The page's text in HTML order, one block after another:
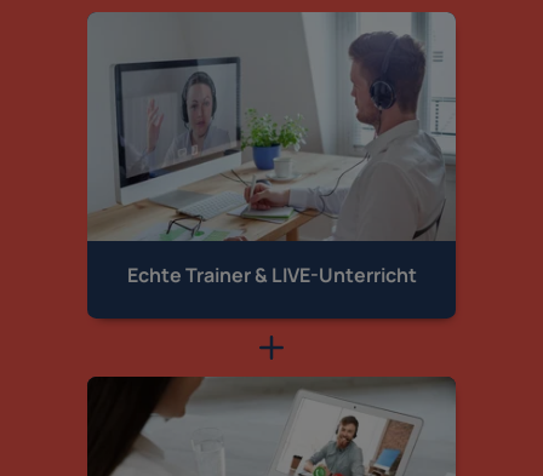
Echte Trainer & LIVE-Unterricht